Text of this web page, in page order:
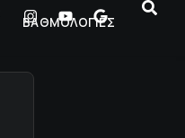
ΒΑΘΜΟΛΟΓΙΕΣ